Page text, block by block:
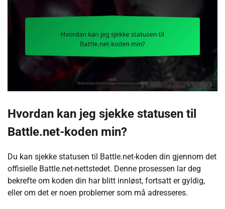
Hvordan kan jeg sjekke statusen til
Battle.net-koden min?
Du kan sjekke statusen til Battle.net-koden din gjennom det
offisielle Battle.net-nettstedet. Denne prosessen lar deg
bekrefte om koden din har blitt innløst, fortsatt er gyldig,
eller om det er noen problemer som må adresseres.